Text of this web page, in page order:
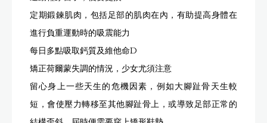
定期鍛鍊肌肉，包括足部的肌肉在內，有助提高身體在
進行負重運動時的吸震能力
每日多點吸取鈣質及維他命D
矯正荷爾蒙失調的情況，少女尤須注意
留心身上一些天生的危機因素，例如大腳趾骨天生較
短，會使壓力轉移至其他腳趾骨上，或導致足部正常的